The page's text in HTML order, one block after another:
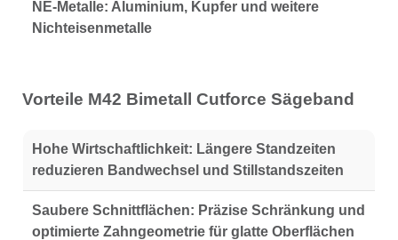
NE-Metalle: Aluminium, Kupfer und weitere
Nichteisenmetalle
Vorteile M42 Bimetall Cutforce Sägeband
Hohe Wirtschaftlichkeit: Längere Standzeiten
reduzieren Bandwechsel und Stillstandszeiten
Saubere Schnittflächen: Präzise Schränkung und
optimierte Zahngeometrie für glatte Oberflächen